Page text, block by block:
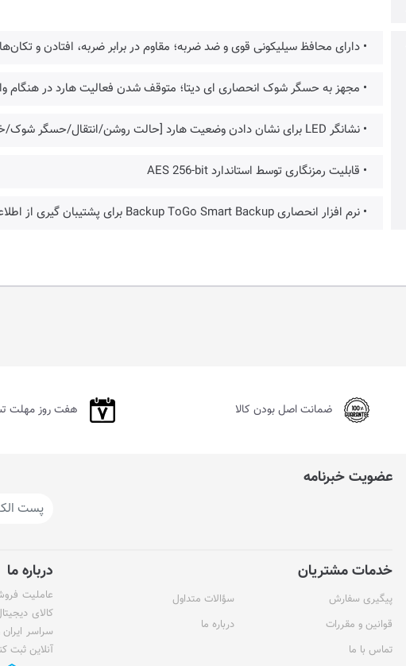
• دارای محافظ سیلیکونی قوی و ضد ضربه؛ مقاوم در برابر ضربه، افتادن و
• مجهز به حسگر شوک انحصاری ای دیتا؛ متوقف شدن فعالیت هارد در هنگام
• نشانگر LED برای نشان دادن وضعیت هارد [حالت روشن/انتقال/حسگر شوک/خط]
• قابلیت رمزنگاری توسط استاندارد AES 256-bit
• نرم افزار انحصاری Backup ToGo Smart Backup برای پشتیبان گیری از اطلاعات
ضمانت اصل بودن کالا هفت روز مهلت
عضویت خبرنامه
خدمات مشتریان
پیگیری سفارش
سؤالات متداول
قوانین و مقررات
درباره ما
تماس با ما
درباره ما
عاملیت
کالای
سراسر
آنلاین ثبت